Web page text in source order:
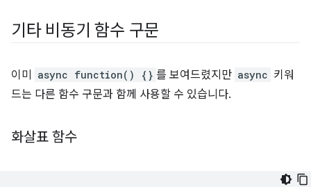
기타 비동기 함수 구문
이미 async function() {} 를 보여드렸지만 async 키워
드는 다른 함수 구문과 함께 사용할 수 있습니다.
화살표 함수